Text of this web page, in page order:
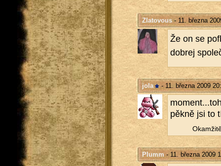
Zlatovous- 11. března
Že on se
dob­rej
jola - 11. března 2009
pěkně jsi to
Plumm - 11. března 2009